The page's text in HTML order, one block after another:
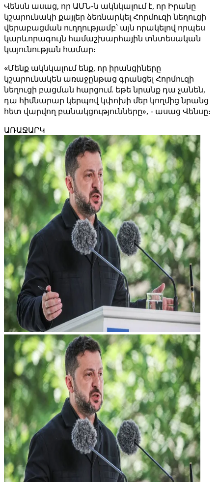
Վենսն ասաց, որ ԱՄՆ-ն ակնկալում է, որ Իրանը
կշարունակի քայլեր ձեռնարկել Հորմուզի նեղուցի
վերաբացման ուղղությամբ՝ այն որակելով որպես
կարևորագույն համաշխարհային տնտեսական
կայունության համար։
«Մենք ակնկալում ենք, որ իրանցիները
կշարունակեն առաջընթաց գրանցել Հորմուզի
նեղուցի բացման հարցում. եթե նրանք դա չանեն,
դա հիմնարար կերպով կփոխի մեր կողմից նրանց
հետ վարվող բանակցությունները», - ասաց Վենսը։
ԱՌԱՋԱՐԿ